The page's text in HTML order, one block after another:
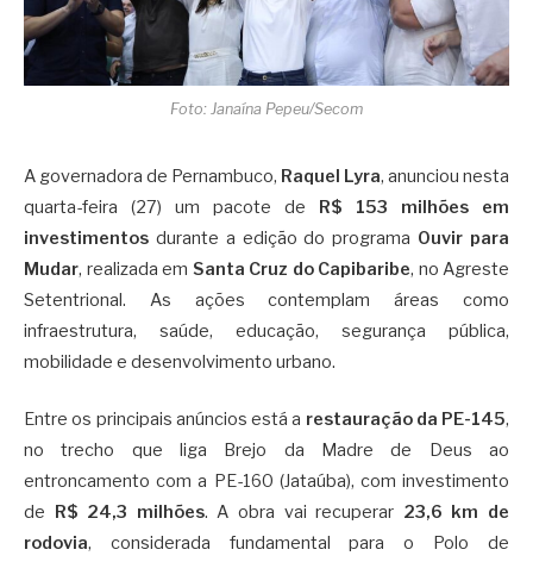
Foto: Janaína Pepeu/Secom
A governadora de Pernambuco, Raquel Lyra, anunciou nesta
quarta-feira (27) um pacote de R$ 153 milhões em
investimentos durante a edição do programa Ouvir para
Mudar, realizada em Santa Cruz do Capibaribe, no Agreste
Setentrional. As ações contemplam áreas como
infraestrutura, saúde, educação, segurança pública,
mobilidade e desenvolvimento urbano.
Entre os principais anúncios está a restauração da PE-145,
no trecho que liga Brejo da Madre de Deus ao
entroncamento com a PE-160 (Jataúba), com investimento
de
R$ 24,3 milhões. A obra vai recuperar 23,6 km de
rodovia, considerada fundamental para o Polo de